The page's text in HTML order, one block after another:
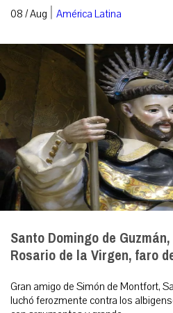
08 / Aug | América Latina
Santo Domingo de
Rosario de la Virgen, faro
Gran amigo de Simón de Montfort,
luchó ferozmente contra los